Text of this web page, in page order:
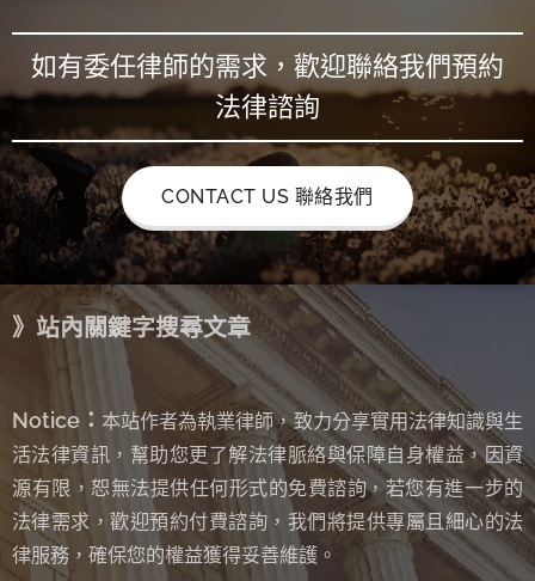
如有委任律師的需求，歡迎聯絡我們預約
法律諮詢
CONTACT US 聯絡我們
》站內關鍵字搜尋文章
Notice： 本站作者為執業律師，致力分享實用法律知識與生
活法律資訊，幫助您更了解法律脈絡與保障自身權益，因資
源有限，恕無法提供任何形式的免費諮詢， 若您有進一步的
法律需求，歡迎預約付費諮詢，我們將提供專屬且細心的法
律服務，確保您的權益獲得妥善維護。